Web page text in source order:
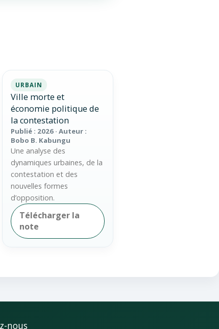
URBAIN
Ville morte et
économie politique de
la contestation
Publié : 2026 · Auteur :
Bobo B. Kabungu
Une analyse des
dynamiques urbaines, de la
contestation et des
nouvelles formes
d’opposition.
Télécharger la
note
nous